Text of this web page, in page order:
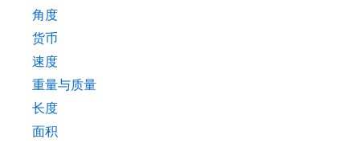
角度
货币
速度
重量与质量
长度
面积